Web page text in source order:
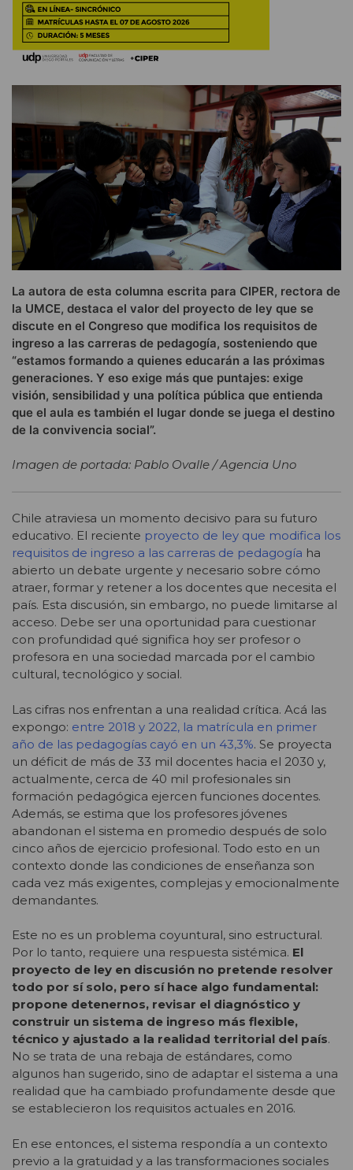
La autora de esta columna escrita para CIPER, rectora de
la UMCE, destaca el valor del proyecto de ley que se
discute en el Congreso que modifica los requisitos de
ingreso a las carreras de pedagogía, sosteniendo que
“estamos formando a quienes educarán a las próximas
generaciones. Y eso exige más que puntajes: exige
visión, sensibilidad y una política pública que entienda
que el aula es también el lugar donde se juega el destino
de la convivencia social”.
Imagen de portada: Pablo Ovalle / Agencia Uno
Chile atraviesa un momento decisivo para su futuro
educativo. El reciente proyecto de ley que modifica los
requisitos de ingreso a las carreras de pedagogía ha
abierto un debate urgente y necesario sobre cómo
atraer, formar y retener a los docentes que necesita el
país. Esta discusión, sin embargo, no puede limitarse al
acceso. Debe ser una oportunidad para cuestionar
con profundidad qué significa hoy ser profesor o
profesora en una sociedad marcada por el cambio
cultural, tecnológico y social.
Las cifras nos enfrentan a una realidad crítica. Acá las
expongo: entre 2018 y 2022, la matrícula en primer
año de las pedagogías cayó en un 43,3%. Se proyecta
un déficit de más de 33 mil docentes hacia el 2030 y,
actualmente, cerca de 40 mil profesionales sin
formación pedagógica ejercen funciones docentes.
Además, se estima que los profesores jóvenes
abandonan el sistema en promedio después de solo
cinco años de ejercicio profesional. Todo esto en un
contexto donde las condiciones de enseñanza son
cada vez más exigentes, complejas y emocionalmente
demandantes.
Este no es un problema coyuntural, sino estructural.
Por lo tanto, requiere una respuesta sistémica. El
proyecto de ley en discusión no pretende resolver
todo por sí solo, pero sí hace algo fundamental:
propone detenernos, revisar el diagnóstico y
construir un sistema de ingreso más flexible,
técnico y ajustado a la realidad territorial del país.
No se trata de una rebaja de estándares, como
algunos han sugerido, sino de adaptar el sistema a una
realidad que ha cambiado profundamente desde que
se establecieron los requisitos actuales en 2016.
En ese entonces, el sistema respondía a un contexto
previo a la gratuidad y a las transformaciones sociales